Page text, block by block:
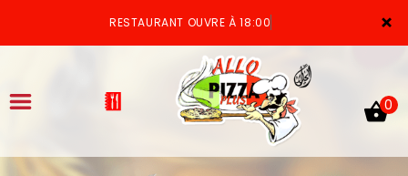
×
RESTAURANT OUVRE À 18:00
0